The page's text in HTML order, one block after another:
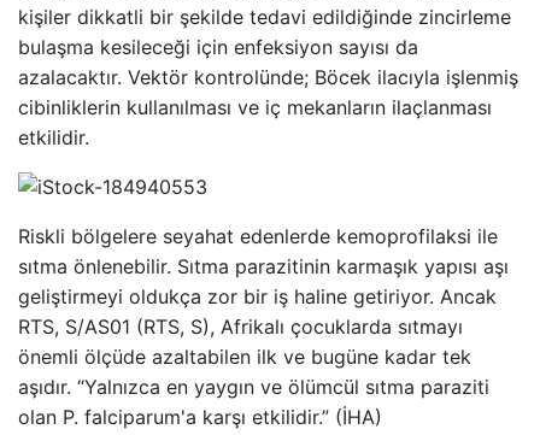
kişiler dikkatli bir şekilde tedavi edildiğinde zincirleme
bulaşma kesileceği için enfeksiyon sayısı da
azalacaktır. Vektör kontrolünde; Böcek ilacıyla işlenmiş
cibinliklerin kullanılması ve iç mekanların ilaçlanması
etkilidir.
Riskli bölgelere seyahat edenlerde kemoprofilaksi ile
sıtma önlenebilir. Sıtma parazitinin karmaşık yapısı aşı
geliştirmeyi oldukça zor bir iş haline getiriyor. Ancak
RTS, S/AS01 (RTS, S), Afrikalı çocuklarda sıtmayı
önemli ölçüde azaltabilen ilk ve bugüne kadar tek
aşıdır. “Yalnızca en yaygın ve ölümcül sıtma paraziti
olan P. falciparum'a karşı etkilidir.” (İHA)